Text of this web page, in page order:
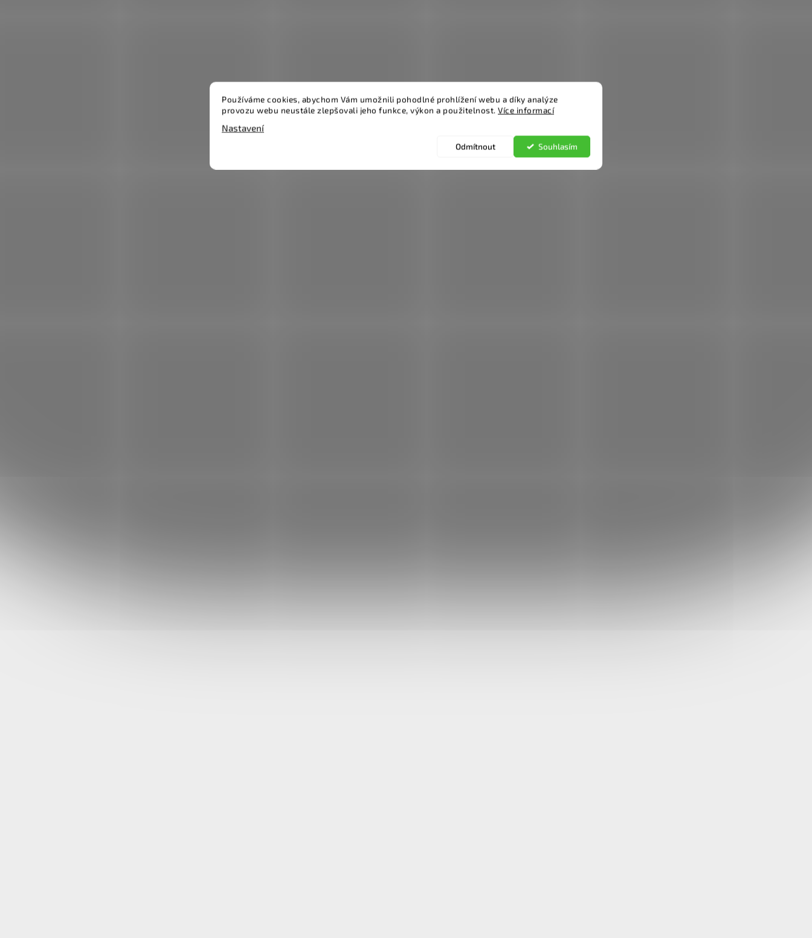
Používáme cookies, abychom Vám umožnili pohodlné prohlížení webu a díky analýze
provozu webu neustále zlepšovali jeho funkce, výkon a použitelnost. Více informací
Nastavení
Odmítnout Souhlasím